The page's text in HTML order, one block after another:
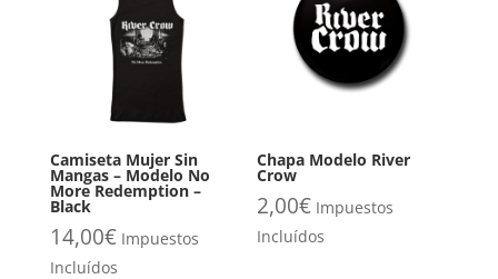
Camiseta Mujer Sin
Mangas – Modelo No
More Redemption –
Black
14,00€ Impuestos
Incluídos
Chapa Modelo River
Crow
2,00€ Impuestos
Incluídos